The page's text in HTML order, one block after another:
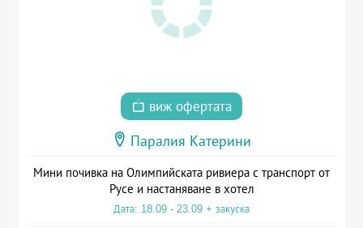
виж офертата
Паралия Катерини
Мини почивка на Олимпийската ривиера с транспорт от
Русе и настаняване в хотел
Дата: 18.09 - 23.09 + закуска